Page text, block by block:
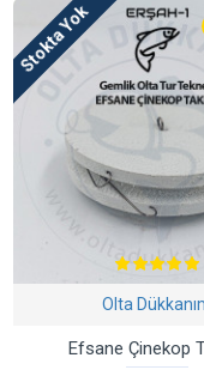
Stokta Yok
Olta
Efsane Çinekop